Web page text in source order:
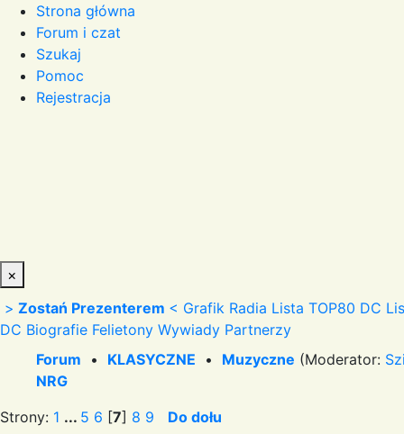
Strona główna
Forum i czat
Szukaj
Pomoc
Rejestracja
×
> Zostań Prezenterem < Grafik Radia Lista TOP80 DC
DC Biografie Felietony Wywiady Partnerzy
Forum • KLASYCZNE • Muzyczne (Moderator:
NRG
Strony: 1 ... 5 6 [7] 8 9 Do dołu